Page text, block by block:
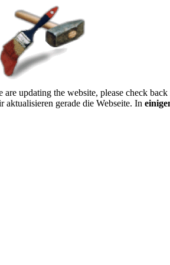
are updating the website, please check back
aktualisieren gerade die Webseite. In